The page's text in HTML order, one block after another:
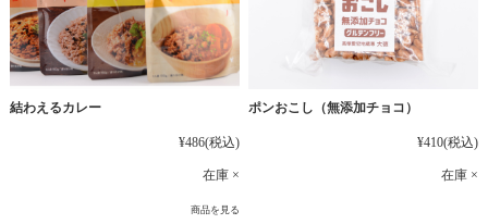
結わえるカレー
¥486(税込)
在庫 ×
商品を見る
ポンおこし（無添加チョコ）
¥410(税込)
在庫 ×